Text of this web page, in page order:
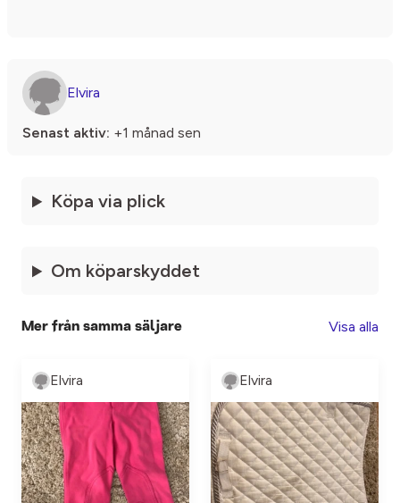
Elvira
Senast aktiv: +1 månad sen
Köpa via plick
Om köparskyddet
Mer från samma säljare Visa alla
Elvira Elvira